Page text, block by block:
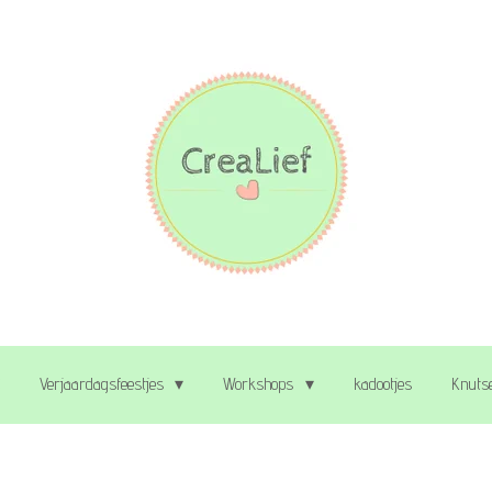
Verjaardagsfeestjes Workshops kadootjes